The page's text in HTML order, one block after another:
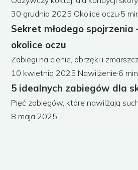
30 grudnia 2025 Okolice oczu·5
Sekret młodego spojrzenia
okolice oczu
Zabiegi na cienie, obrzęki i
10 kwietnia 2025 Nawilżenie·6 min
5 idealnych zabiegów dla
Pięć zabiegów, które nawilżają
8 maja 2025